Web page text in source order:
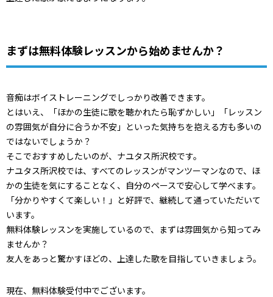
まずは無料体験レッスンから始めませんか？
音痴はボイストレーニングでしっかり改善できます。
とはいえ、「ほかの生徒に歌を聴かれたら恥ずかしい」「レッスン
の雰囲気が自分に合うか不安」といった気持ちを抱える方も多いの
ではないでしょうか？
そこでおすすめしたいのが、ナユタス所沢校です。
ナユタス所沢校では、すべてのレッスンがマンツーマンなので、ほ
かの生徒を気にすることなく、自分のペースで安心して学べます。
「分かりやすくて楽しい！」と好評で、継続して通っていただいて
います。
無料体験レッスンを実施しているので、まずは雰囲気から知ってみ
ませんか？
友人をあっと驚かすほどの、上達した歌を目指していきましょう。
現在、無料体験受付中でございます。